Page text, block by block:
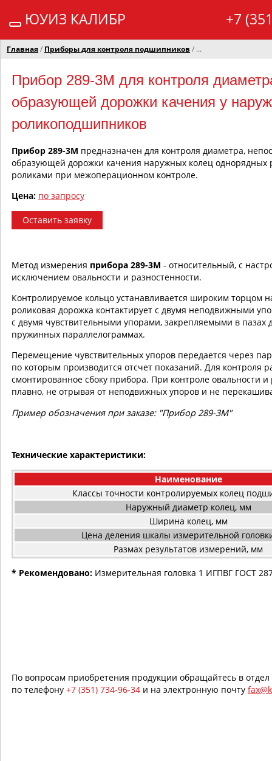
ЮУИЗ КАЛИБР +7
Главная / Приборы для контроля подшипников / ...
Прибор 289-3М для контроля
образующей дорожки качения у
роликоподшипников
Прибор 289-3М предназначен для контроля диаметра,
образующей дорожки качения наружных колец
роликами при межоперационном контроле.
Цена: по запросу
Оставить заявку
Метод измерения прибора 289-3М - относительный, с
исключением овальности и разностенности.
Контролируемое кольцо устанавливается широким торцом
роликовая дорожка контактирует с двумя неподвижными
с двумя чувствительными упорами, закрепляемыми в пазах
пружинных параллелограммах.
Перемещение чувствительных упоров передается через
по которым производится отсчет показаний. Для контроля
смонтированное сбоку прибора. При контроле овальности
плавно, не отрывая от неподвижных упоров и не
Пример обозначения при заказе: "Прибор 289-3М"
Технические характеристики:
Наименование
Классы точности контролируемых колец
Наружный диаметр колец, мм
Ширина колец, мм
Цена деления шкалы измерительной
Размах результатов измерений, мм
* Рекомендовано: Измерительная головка 1 ИГПВГ ГОСТ
По вопросам приобретения продукции обращайтесь в
по телефону +7 (351) 734-96-34 и на электронную почту